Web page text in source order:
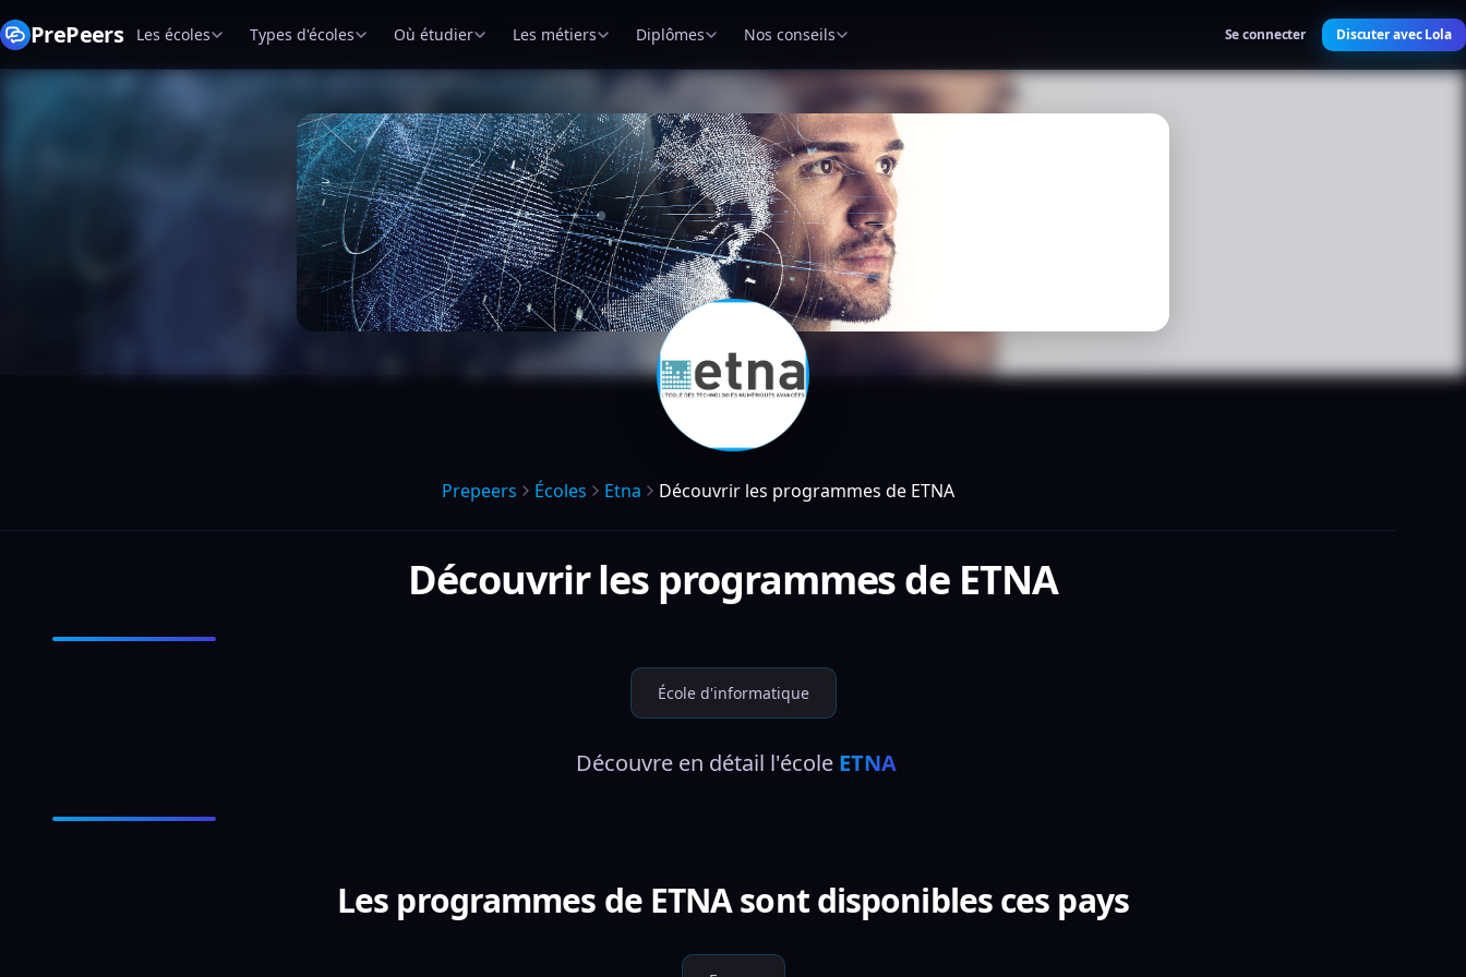
PrePeers Les écoles Types d'écoles Où étudier Les métiers Diplômes Nos conseils Se connecter Discuter avec Lola
Prepeers Écoles Etna Découvrir les programmes de ETNA
Découvrir les programmes de ETNA
École d'informatique
Découvre en détail l'école ETNA
Les programmes de ETNA sont disponibles ces pays